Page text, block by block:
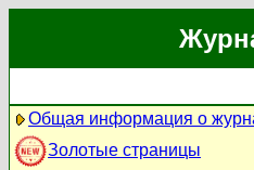
Общая информация о
Золотые страницы